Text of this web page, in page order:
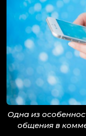
Одна из
общения в